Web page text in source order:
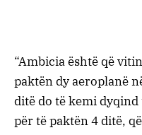
“Ambicia është që
paktën dy aeroplanë
ditë do të kemi
për të paktën 4 ditë,